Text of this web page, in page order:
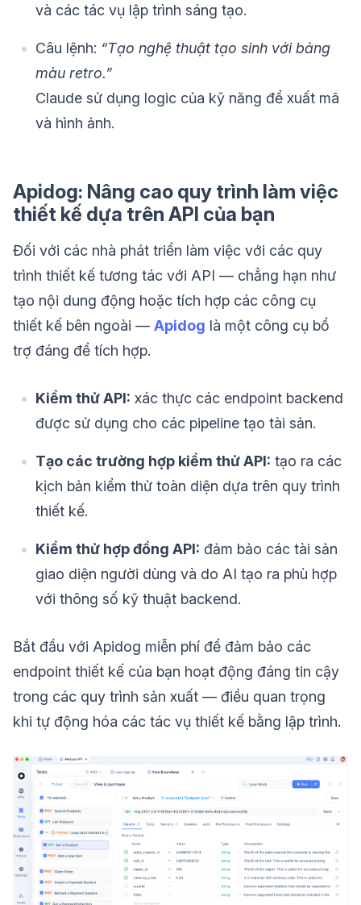
và các tác vụ lập trình sáng tạo.
Câu lệnh: “Tạo nghệ thuật tạo sinh với bảng
màu retro.”
Claude sử dụng logic của kỹ năng để xuất mã
và hình ảnh.
Apidog: Nâng cao quy trình làm việc
thiết kế dựa trên API của bạn
Đối với các nhà phát triển làm việc với các quy
trình thiết kế tương tác với API — chẳng hạn như
tạo nội dung động hoặc tích hợp các công cụ
thiết kế bên ngoài — Apidog là một công cụ bổ
trợ đáng để tích hợp.
Kiểm thử API: xác thực các endpoint backend
được sử dụng cho các pipeline tạo tài sản.
Tạo các trường hợp kiểm thử API: tạo ra các
kịch bản kiểm thử toàn diện dựa trên quy trình
thiết kế.
Kiểm thử hợp đồng API: đảm bảo các tài sản
giao diện người dùng và do AI tạo ra phù hợp
với thông số kỹ thuật backend.
Bắt đầu với Apidog miễn phí để đảm bảo các
endpoint thiết kế của bạn hoạt động đáng tin cậy
trong các quy trình sản xuất — điều quan trọng
khi tự động hóa các tác vụ thiết kế bằng lập trình.